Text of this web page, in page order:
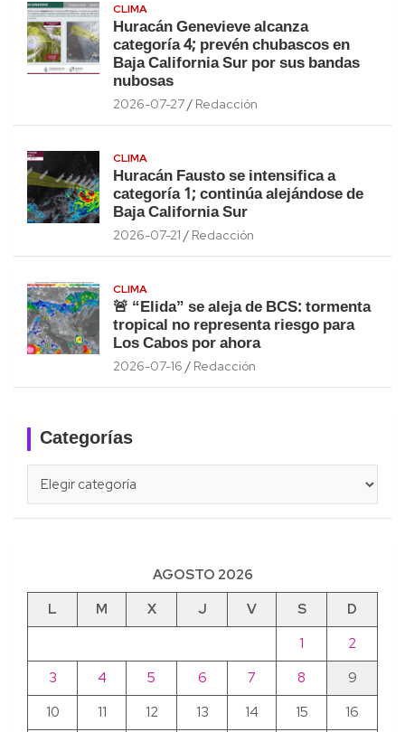
CLIMA
Huracán Genevieve alcanza
categoría 4; prevén chubascos en
Baja California Sur por sus bandas
nubosas
2026-07-27 Redacción
CLIMA
Huracán Fausto se intensifica a
categoría 1; continúa alejándose de
Baja California Sur
2026-07-21 Redacción
CLIMA
🚨 “Elida” se aleja de BCS: tormenta
tropical no representa riesgo para
Los Cabos por ahora
2026-07-16 Redacción
Categorías
AGOSTO 2026
L
M X J V S
D
1
2
3
4 5 6 7 8
9
10
11 12 13 14 15 16